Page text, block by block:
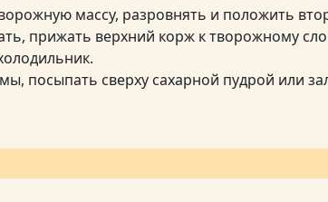
массу, разровнять и положить
прижать верхний корж к творожному
посыпать сверху сахарной пудрой или